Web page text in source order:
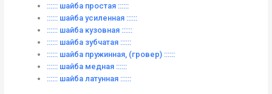
:::::: шайба простая ::::::
:::::: шайба усиленная ::::::
:::::: шайба кузовная ::::::
:::::: шайба зубчатая ::::::
:::::: шайба пружинная, (гровер) ::::::
:::::: шайба медная ::::::
:::::: шайба латунная ::::::